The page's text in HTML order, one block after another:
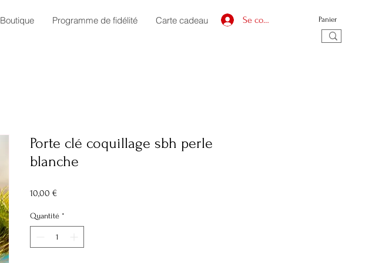
Boutique Programme de fidélité Carte cadeau Se connecter Panier
Porte clé coquillage sbh perle
blanche
10,00 €
Quantité *